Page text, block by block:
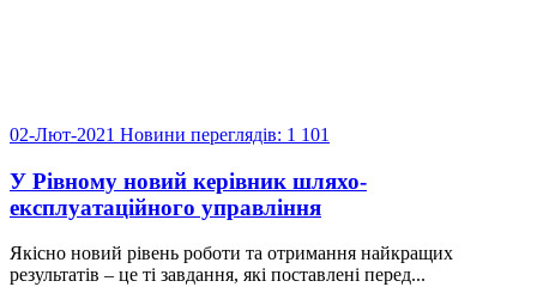
02-Лют-2021 Новини переглядів: 1 101
У Рівному новий керівник шляхо-
експлуатаційного управління
Якісно новий рівень роботи та отримання найкращих
результатів – це ті завдання, які поставлені перед...